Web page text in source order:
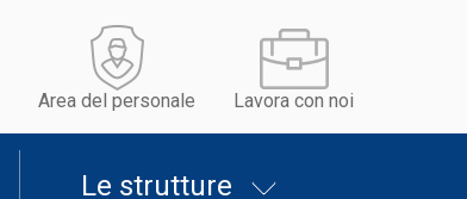
Area del personale Lavora con noi
Le strutture